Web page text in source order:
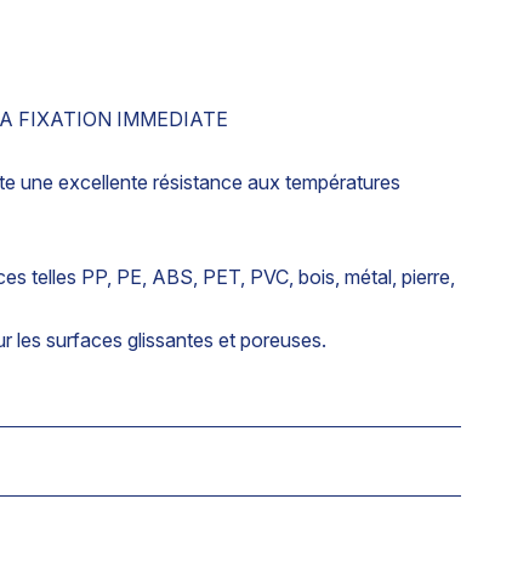
FIXATION IMMEDIATE
une excellente résistance aux températures
telles PP, PE, ABS, PET, PVC, bois, métal, pierre,
les surfaces glissantes et poreuses.